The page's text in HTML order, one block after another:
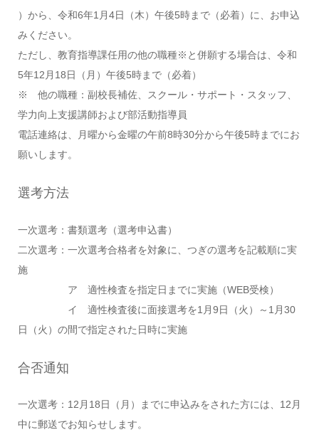
）から、 令和6年1月4日（木）午後5時まで（必着） に、お申込
みください。
ただし、 教育指導課任用の他の職種※と併願する場合は、令和
5年12月18日（月）午後5時まで（必着）
※ 他の職種：副校長補佐、スクール・サポート・スタッフ、
学力向上支援講師および部活動指導員
電話連絡は、月曜から金曜の午前8時30分から午後5時までにお
願いします。
選考方法
一次選考：書類選考（選考申込書）
二次選考：一次選考合格者を対象に、つぎの選考を記載順に実
施
ア 適性検査を指定日までに実施（WEB受検）
イ 適性検査後に面接選考を1月9日（火）～1月30
日（火）の間で指定された日時に実施
合否通知
一次選考：12月18日（月）までに申込みをされた方には、12月
中に郵送でお知らせします。